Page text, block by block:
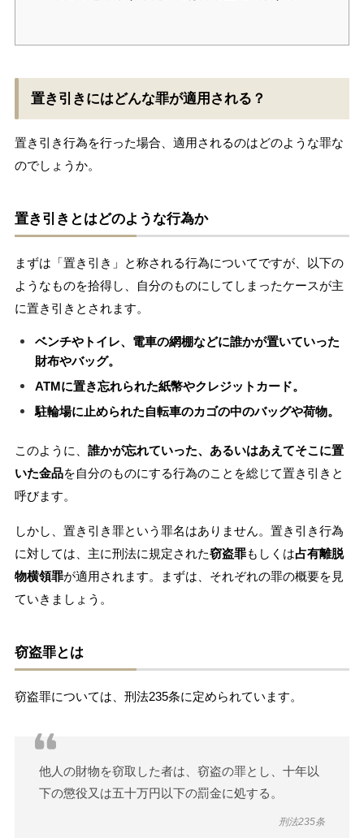
置き引きにはどんな罪が適用される？
置き引き行為を行った場合、適用されるのはどのような罪な
のでしょうか。
置き引きとはどのような行為か
まずは「置き引き」と称される行為についてですが、以下の
ようなものを拾得し、自分のものにしてしまったケースが主
に置き引きとされます。
ベンチやトイレ、電車の網棚などに誰かが置いていった
財布やバッグ。
ATMに置き忘れられた紙幣やクレジットカード。
駐輪場に止められた自転車のカゴの中のバッグや荷物。
このように、 誰かが忘れていった、あるいはあえてそこに置
いた金品を自分のものにする行為のことを総じて置き引きと
呼びます。
しかし、置き引き罪という罪名はありません。置き引き行為
に対しては、主に刑法に規定された窃盗罪もしくは占有離脱
物横領罪が適用されます。まずは、それぞれの罪の概要を見
ていきましょう。
窃盗罪とは
窃盗罪については、刑法235条に定められています。
他人の財物を窃取した者は、窃盗の罪とし、十年以
下の懲役又は五十万円以下の罰金に処する。
刑法235条